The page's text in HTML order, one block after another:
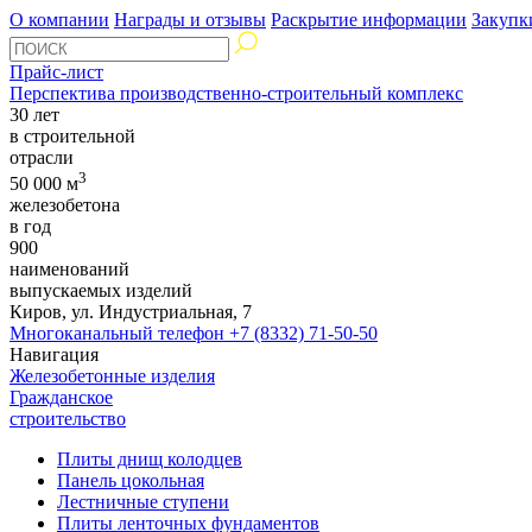
О компании Награды и отзывы Раскрытие информации
Прайс-лист
Перспектива производственно-строительный комплекс
30 лет
в строительной
отрасли
50 000 м3
железобетона
в год
900
наименований
выпускаемых изделий
Киров, ул. Индустриальная, 7
Многоканальный телефон +7 (8332) 71-50-50
Навигация
Железобетонные изделия
Гражданское
строительство
Плиты днищ колодцев
Панель цокольная
Лестничные ступени
Плиты ленточных фундаментов